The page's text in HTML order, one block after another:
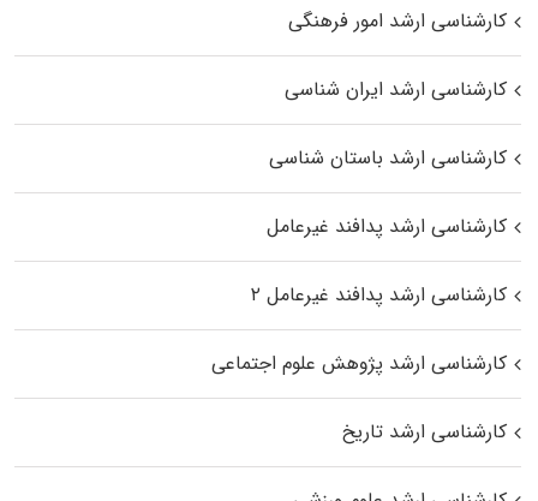
کارشناسی ارشد امور فرهنگی
کارشناسی ارشد ایران شناسی
کارشناسی ارشد باستان شناسی
کارشناسی ارشد پدافند غیرعامل
کارشناسی ارشد پدافند غیرعامل ۲
کارشناسی ارشد پژوهش علوم اجتماعی
کارشناسی ارشد تاریخ